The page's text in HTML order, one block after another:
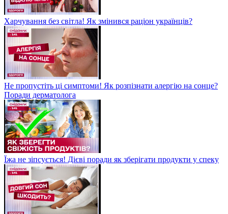
Харчування без світла! Як змінився раціон українців?
Не пропустіть ці симптоми! Як розпізнати алергію на сонце?
Поради дерматолога
Їжа не зіпсується! Дієві поради як зберігати продукти у спеку